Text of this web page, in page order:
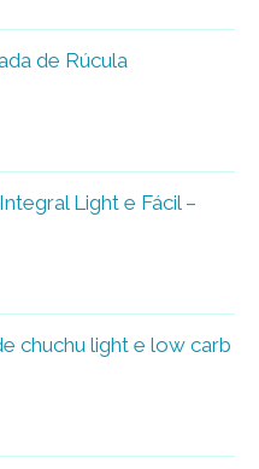
de Rúcula
Light e Fácil –
chuchu light e low carb